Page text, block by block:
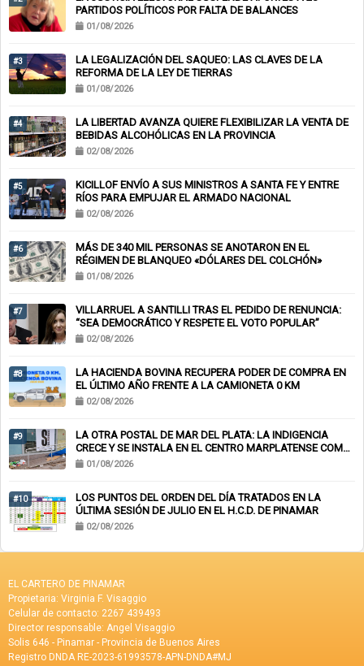
PARTIDOS POLÍTICOS POR FALTA DE BALANCES
01/08/2026
#3
LA LEGALIZACIÓN DEL SAQUEO: LAS CLAVES DE LA
REFORMA DE LA LEY DE TIERRAS
01/08/2026
#4
LA LIBERTAD AVANZA QUIERE FLEXIBILIZAR LA VENTA DE
BEBIDAS ALCOHÓLICAS EN LA PROVINCIA
02/08/2026
#5
KICILLOF ENVÍO A SUS MINISTROS A SANTA FE Y ENTRE
RÍOS PARA EMPUJAR EL ARMADO NACIONAL
02/08/2026
#6
MÁS DE 340 MIL PERSONAS SE ANOTARON EN EL
RÉGIMEN DE BLANQUEO «DÓLARES DEL COLCHÓN»
01/08/2026
#7
VILLARRUEL A SANTILLI TRAS EL PEDIDO DE RENUNCIA:
“SEA DEMOCRÁTICO Y RESPETE EL VOTO POPULAR”
02/08/2026
#8
LA HACIENDA BOVINA RECUPERA PODER DE COMPRA EN
EL ÚLTIMO AÑO FRENTE A LA CAMIONETA 0 KM
02/08/2026
#9
LA OTRA POSTAL DE MAR DEL PLATA: LA INDIGENCIA
CRECE Y SE INSTALA EN EL CENTRO MARPLATENSE COMO
PAISAJE COTIDIANO
01/08/2026
#10
LOS PUNTOS DEL ORDEN DEL DÍA TRATADOS EN LA
ÚLTIMA SESIÓN DE JULIO EN EL H.C.D. DE PINAMAR
02/08/2026
EL CARTERO DE PINAMAR
Propietaria: Virginia F. Visaggio
Celular de contacto: 2267 439493
Director responsable: Angel Visaggio
Solis 646 - Pinamar - Provincia de Buenos Aires
Registro DNDA RE-2023-61993578-APN-DNDA#MJ